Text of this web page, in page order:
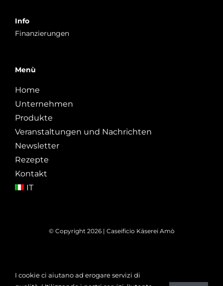
Info
Finanzierungen
Menù
Home
Unternehmen
Produkte
Veranstaltungen und Nachrichten
Newsletter
Rezepte
Kontakt
IT
© Copyright 2026 | Caseificio Käserei Amò
I cookie ci aiutano ad erogare servizi di